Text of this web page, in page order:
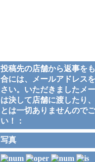
投稿先の店舗から返事を
合には、メールアドレス
さい。いただきましたメ
は決して店舗に渡したり
とは一切ありませんので
い！：
写真